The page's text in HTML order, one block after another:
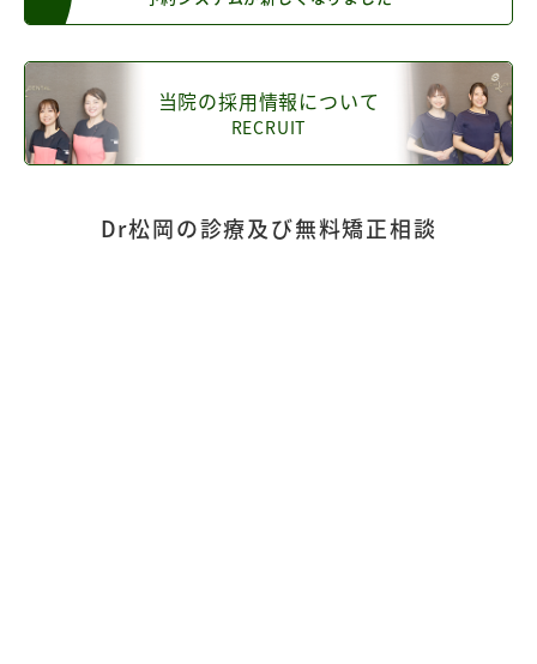
当院の採用情報について
RECRUIT
Dr松岡の診療及び無料矯正相談